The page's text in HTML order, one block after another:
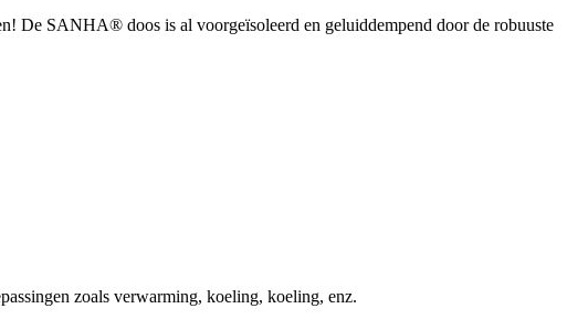
De SANHA® doos is al voorgeïsoleerd en geluiddempend door de robuuste
zoals verwarming, koeling, koeling, enz.